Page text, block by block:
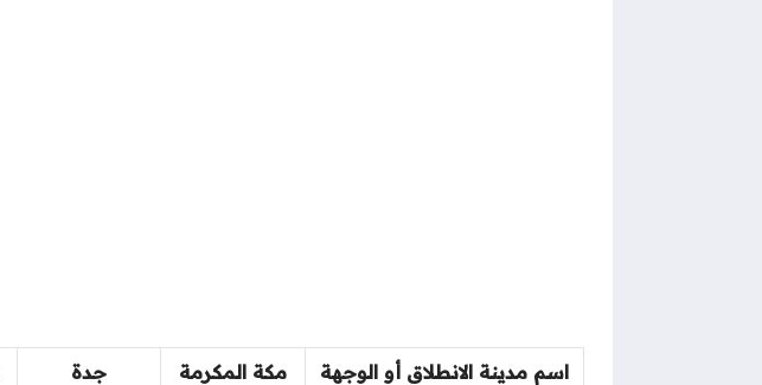
اسم مدينة الانطلاق أو الوجهة مكة المكرمة جدة